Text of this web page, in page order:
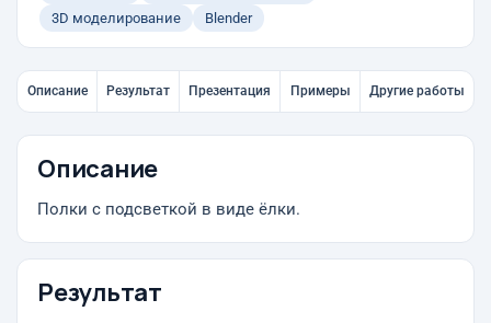
3D моделирование
Blender
Описание Результат Презентация Примеры Другие работы
Описание
Полки с подсветкой в виде ёлки.
Результат